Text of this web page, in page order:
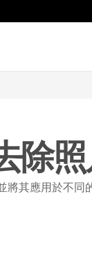
除
將其應用於不同